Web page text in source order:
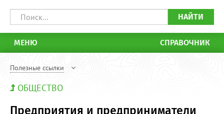
НАЙТИ
МЕНЮ СПРАВОЧНИК
Полезные ссылки
ОБЩЕСТВО
Предприятия и предприниматели